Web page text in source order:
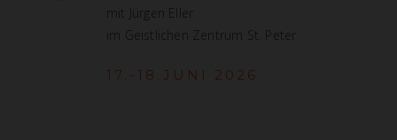
mit Jürgen Eller
im Geistlichen Zentrum St. Peter
17.-18.JUNI 2026